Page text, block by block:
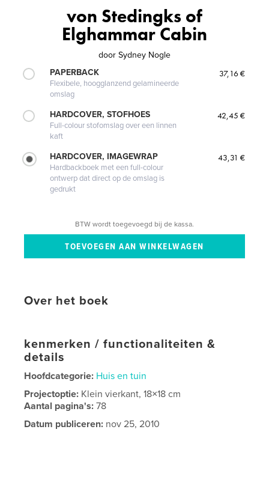
von Stedingks of
Elghammar Cabin
door Sydney Nogle
PAPERBACK
Flexibele, hoogglanzend gelamineerde
omslag
37,16 €
HARDCOVER, STOFHOES
Full-colour stofomslag over een linnen
kaft
42,45 €
HARDCOVER, IMAGEWRAP
Hardbackboek met een full-colour
ontwerp dat direct op de omslag is
gedrukt
43,31 €
BTW wordt toegevoegd bij de kassa.
Over het boek
kenmerken / functionaliteiten &
details
Hoofdcategorie: Huis en tuin
Projectoptie: Klein vierkant, 18×18 cm
Aantal pagina's:78
Datum publiceren: nov 25, 2010